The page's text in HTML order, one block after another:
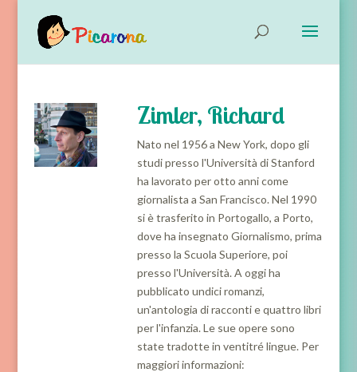
Zimler, Richard
Nato nel 1956 a New York, dopo gli
studi presso l'Università di Stanford
ha lavorato per otto anni come
giornalista a San Francisco. Nel 1990
si è trasferito in Portogallo, a Porto,
dove ha insegnato Giornalismo, prima
presso la Scuola Superiore, poi
presso l'Università. A oggi ha
pubblicato undici romanzi,
un'antologia di racconti e quattro libri
per l'infanzia. Le sue opere sono
state tradotte in ventitré lingue. Per
maggiori informazioni: